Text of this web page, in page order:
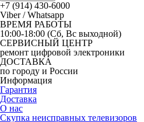
+7 (914) 430-6000
Viber / Whatsapp
ВРЕМЯ РАБОТЫ
10:00-18:00 (Сб, Вс выходной)
СЕРВИСНЫЙ ЦЕНТР
ремонт цифровой электроники
ДОСТАВКА
по городу и России
Информация
Гарантия
Доставка
О нас
Скупка неисправных телевизоров